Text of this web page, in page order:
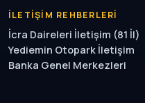
İLETIŞIM REHBERLERI
İcra Daireleri İletişim (81 İl)
Yediemin Otopark İletişim
Banka Genel Merkezleri